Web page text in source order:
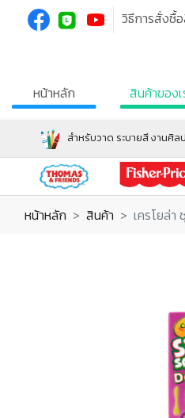
วิธีการสั่งซื้
หน้าหลัก สินค้าของเ
สำหรับวาด ระบายสี งานศิล
หน้าหลัก สินค้า เครโยล่